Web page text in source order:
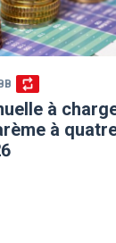
à
à